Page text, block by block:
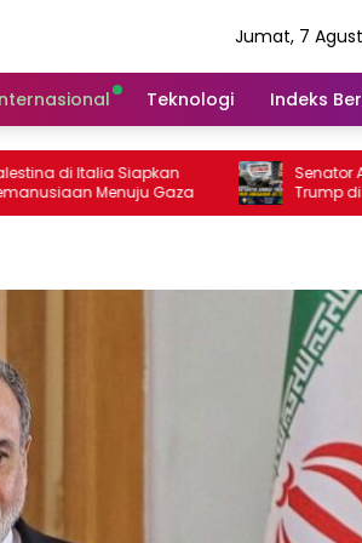
Jumat, 7
Teknologi Indeks
di Italia Siapkan
Menuju Gaza
Senator AS
Trump di